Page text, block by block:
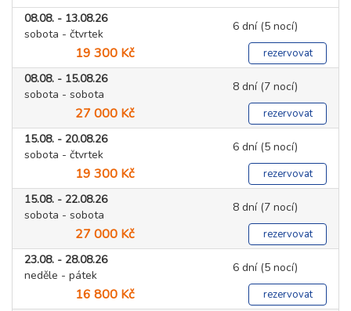
08.08. - 13.08.26
sobota - čtvrtek
6 dní (5 nocí)
19 300 Kč rezervovat
08.08. - 15.08.26
sobota - sobota
8 dní (7 nocí)
27 000 Kč rezervovat
15.08. - 20.08.26
sobota - čtvrtek
6 dní (5 nocí)
19 300 Kč rezervovat
15.08. - 22.08.26
sobota - sobota
8 dní (7 nocí)
27 000 Kč rezervovat
23.08. - 28.08.26
neděle - pátek
6 dní (5 nocí)
16 800 Kč rezervovat